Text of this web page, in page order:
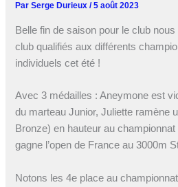
ParSerge Durieux/5 août 2023
Belle fin de saison pour le club
club qualifiés aux différents
individuels cet été !
Avec 3 médailles : Aneymone est
du marteau Junior, Juliette ramène
Bronze) en hauteur au
gagne l’open de France au 3000m
Notons les 4e place au